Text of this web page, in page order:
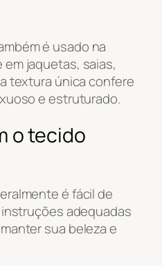
é usado na
jaquetas, saias,
textura única confere
e estruturado.
o tecido
é fácil de
adequadas
sua beleza e